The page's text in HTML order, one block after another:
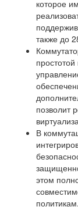
которое
также до
позволит
В
этом
политикам.